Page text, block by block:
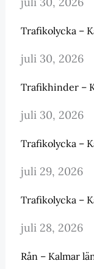
Trafikolycka –
juli 30, 2026
Trafikhinder –
juli 30, 2026
Trafikolycka –
juli 29, 2026
Trafikolycka –
juli 28, 2026
Rån – Kalmar